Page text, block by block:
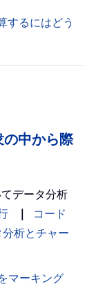
するにはどう
中から際
てデータ分析
コード
分析とチャー
マーキング